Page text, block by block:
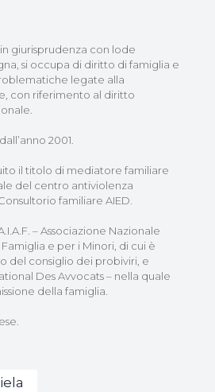
giurisprudenza con lode
si occupa di diritto di famiglia e
legate alla
con riferimento al diritto
2001.
il titolo di mediatore familiare
del centro antiviolenza
familiare AIED.
– Associazione Nazionale
e per i Minori, di cui è
del consiglio dei probiviri, e
Des Avvocats – nella quale
della famiglia.